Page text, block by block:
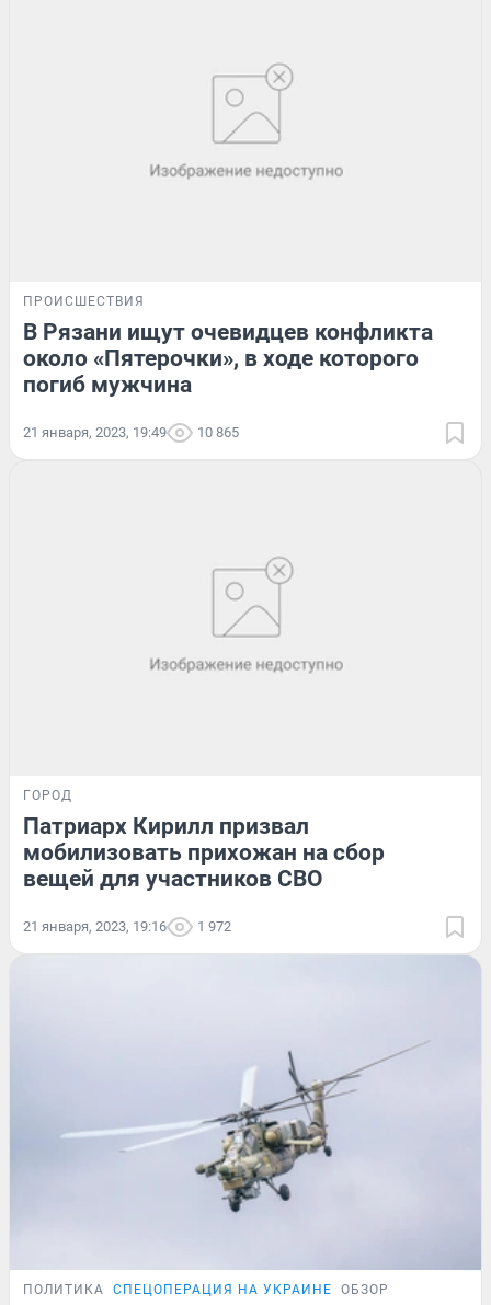
ПРОИСШЕСТВИЯ
В Рязани ищут очевидцев конфликта
около «Пятерочки», в ходе которого
погиб мужчина
21 января, 2023, 19:49 10 865
ГОРОД
Патриарх Кирилл призвал
мобилизовать прихожан на сбор
вещей для участников СВО
21 января, 2023, 19:16 1 972
ПОЛИТИКА СПЕЦОПЕРАЦИЯ НА УКРАИНЕ ОБЗОР